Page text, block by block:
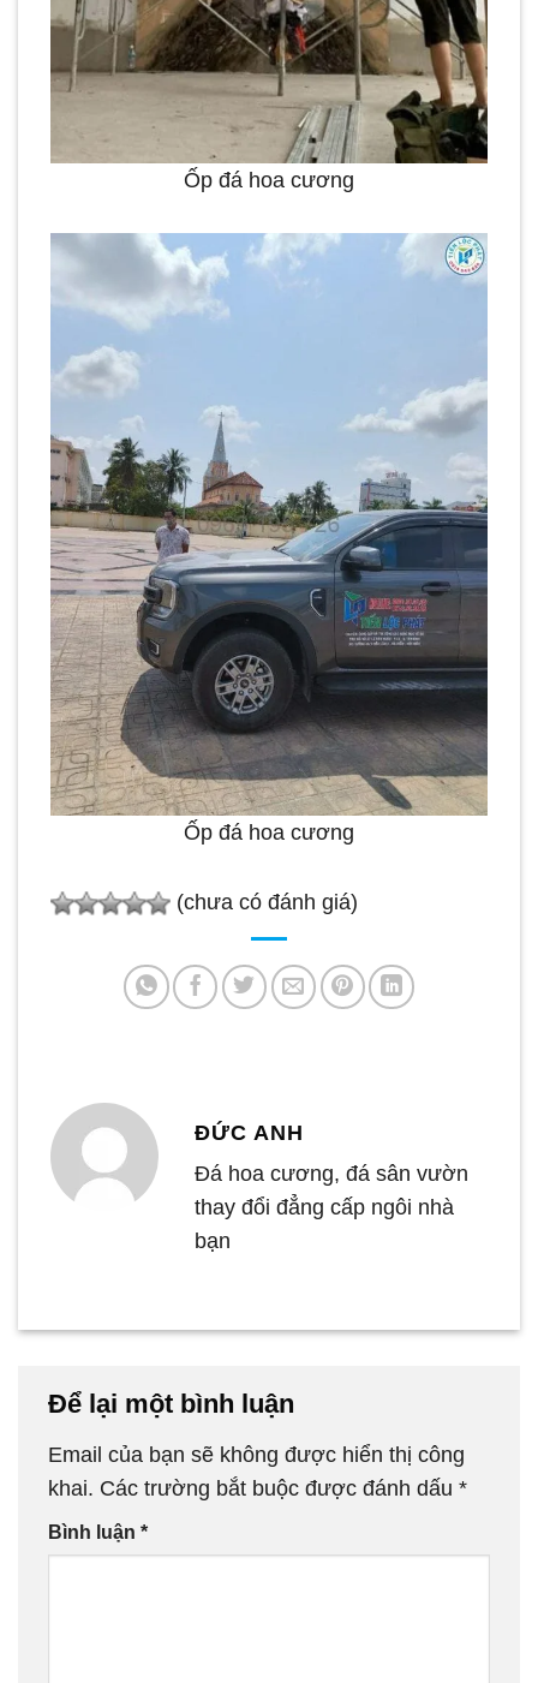
Ốp đá hoa cương
Ốp đá hoa cương
(chưa có đánh giá)
ĐỨC ANH
Đá hoa cương, đá sân vườn
thay đổi đẳng cấp ngôi nhà
bạn
Để lại một bình luận
Email của bạn sẽ không được hiển thị công
khai. Các trường bắt buộc được đánh dấu *
Bình luận *